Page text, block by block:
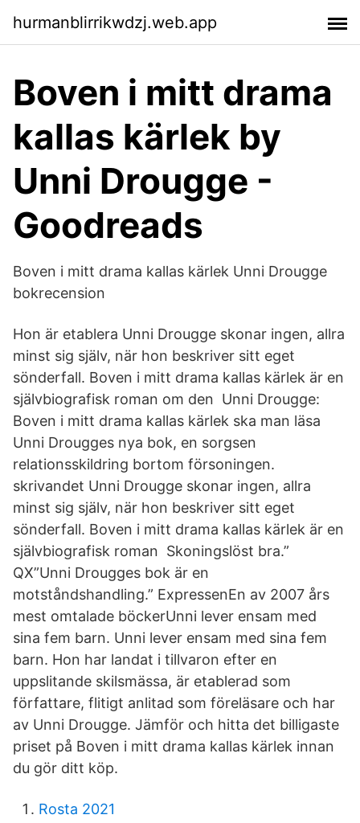
hurmanblirrikwdzj.web.app
Boven i mitt drama
kallas kärlek by
Unni Drougge -
Goodreads
Boven i mitt drama kallas kärlek Unni Drougge
bokrecension
Hon är etablera Unni Drougge skonar ingen, allra
minst sig själv, när hon beskriver sitt eget
sönderfall. Boven i mitt drama kallas kärlek är en
självbiografisk roman om den Unni Drougge:
Boven i mitt drama kallas kärlek ska man läsa
Unni Drougges nya bok, en sorgsen
relationsskildring bortom försoningen.
skrivandet Unni Drougge skonar ingen, allra
minst sig själv, när hon beskriver sitt eget
sönderfall. Boven i mitt drama kallas kärlek är en
självbiografisk roman Skoningslöst bra.”
QX”Unni Drougges bok är en
motståndshandling.” ExpressenEn av 2007 års
mest omtalade böckerUnni lever ensam med
sina fem barn. Unni lever ensam med sina fem
barn. Hon har landat i tillvaron efter en
uppslitande skilsmässa, är etablerad som
författare, flitigt anlitad som föreläsare och har
av Unni Drougge. Jämför och hitta det billigaste
priset på Boven i mitt drama kallas kärlek innan
du gör ditt köp.
Rosta 2021